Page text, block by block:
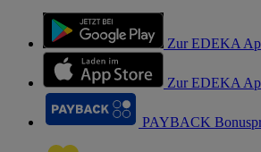
Zur EDEKA
Zur EDEKA
PAYBACK